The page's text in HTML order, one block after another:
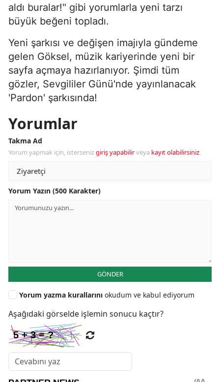
aldı buralar!" gibi yorumlarla yeni tarzı
büyük beğeni topladı.
Yeni şarkısı ve değişen imajıyla gündeme
gelen Göksel, müzik kariyerinde yeni bir
sayfa açmaya hazırlanıyor. Şimdi tüm
gözler, Sevgililer Günü'nde yayınlanacak
'Pardon' şarkısında!
Yorumlar
Takma Ad
Yorum yapmak için, istersenizgiriş yapabilirveya kayıt olabilirsiniz.
Yorum Yazın (500 Karakter)
GÖNDER
Yorum yazma kurallarını okudum ve kabul ediyorum
Aşağıdaki görselde işlemin sonucu kaçtır?